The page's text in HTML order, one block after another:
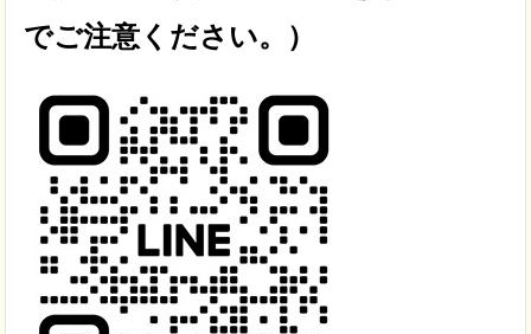
でご注意ください。）